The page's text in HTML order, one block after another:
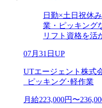
日勤×土日祝休
業・ピッキング
リフト資格を活
07月31日UP
UTエージェント株式
_ピッキング･軽作業
月給223,000円〜